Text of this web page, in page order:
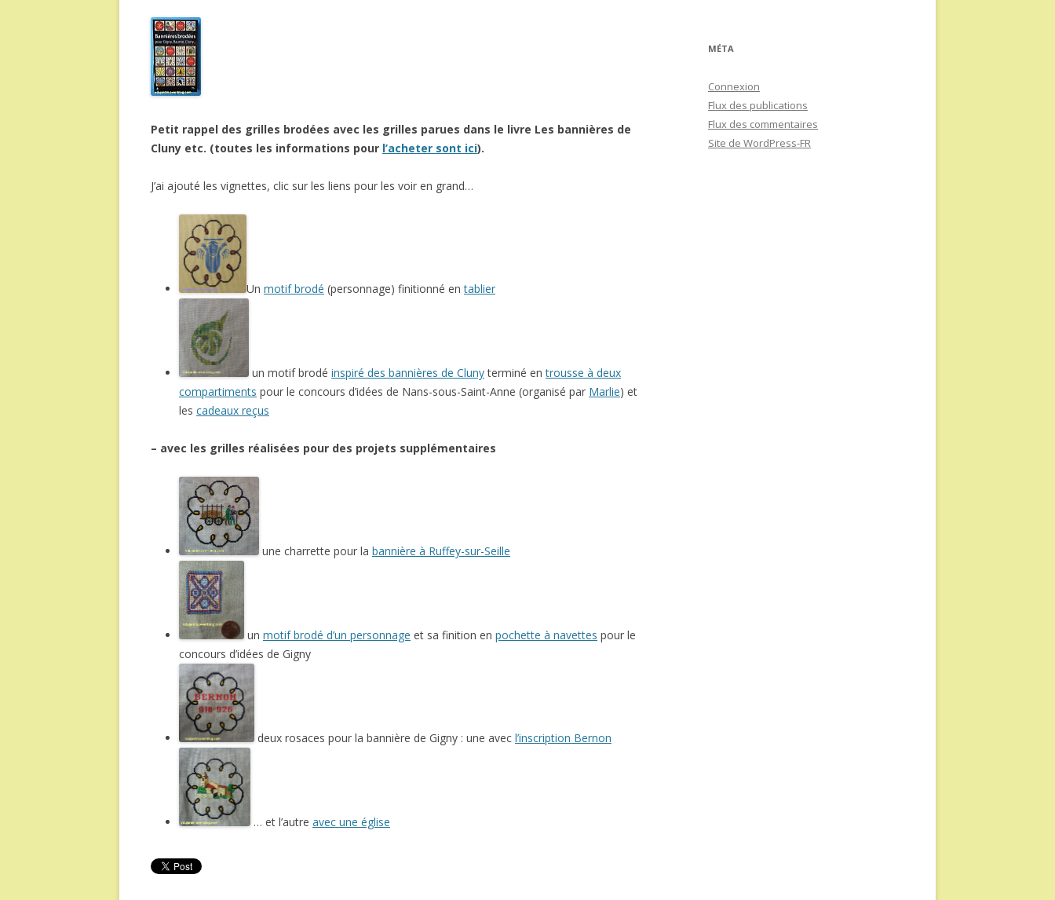
Petit rappel des grilles brodées avec les grilles parues dans le livre Les bannières de
Cluny etc. (toutes les informations pour l’acheter sont ici).
J’ai ajouté les vignettes, clic sur les liens pour les voir en grand…
Un motif brodé (personnage) finitionné entablier
un motif brodé inspiré des bannières de Clunyterminé entrousse à deux
compartiments pour le concours d’idées de Nans-sous-Saint-Anne (organisé par Marlie) et
les cadeaux reçus
– avec les grilles réalisées pour des projets supplémentaires
une charrette pour la bannière à Ruffey-sur-Seille
un motif brodé d’un personnage et sa finition en pochette à navettes pour le
concours d’idées de Gigny
deux rosaces pour la bannière de Gigny : une avec l’inscription Bernon
… et l’autre avec une église
MÉTA
Connexion
Flux des publications
Flux des commentaires
Site de WordPress-FR